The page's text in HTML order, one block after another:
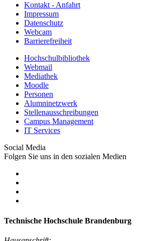
Kontakt - Anfahrt
Impressum
Datenschutz
Webcam
Barrierefreiheit
Hochschulbibliothek
Webmail
Mediathek
Moodle
Personen
Alumninetzwerk
Stellenausschreibungen
Campus Management
IT Services
Social Media
Folgen Sie uns in den sozialen Medien
Technische Hochschule Brandenburg